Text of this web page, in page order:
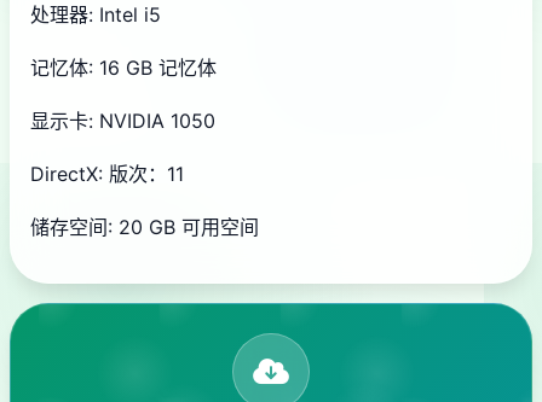
处理器: Intel i5
记忆体: 16 GB 记忆体
显示卡: NVIDIA 1050
DirectX: 版次：11
储存空间: 20 GB 可用空间